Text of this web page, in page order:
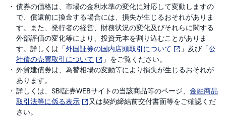
債券の価格は、市場の金利水準の変化に対応して変動しますの
で、償還前に換金する場合には、損失が生じるおそれがありま
す。また、発行者の経営、財務状況の変化及びそれらに関する
外部評価の変化等により、投資元本を割り込むことがありま
す。詳しくは「外国証券の国内店頭取引について 」及び「公
社債の売買取引について
」をご覧ください。
外貨建債券は、為替相場の変動等により損失が生じるおそれが
あります。
詳しくは、SBI証券WEBサイトの当該商品等のページ、 金融商品
取引法等に係る表示
又は契約締結前交付書面等をご確認くだ
さい。